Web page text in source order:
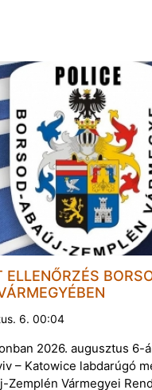
ELLENŐRZÉS
6. 00:04
2026. augusztus 6-
– Katowice labdarúgó
Zemplén Vármegyei